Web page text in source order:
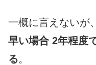
一概に言えないが、
早い場合 2年程度
る。